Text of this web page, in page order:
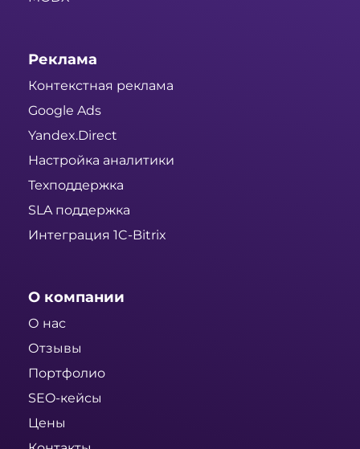
Реклама
Контекстная реклама
Google Ads
Yandex.Direct
Настройка аналитики
Техподдержка
SLA поддержка
Интеграция 1C-Bitrix
О компании
О нас
Отзывы
Портфолио
SEO-кейсы
Цены